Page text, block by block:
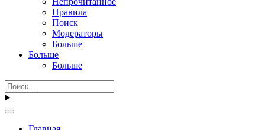
Правила
Поиск
Модераторы
Больше
Больше
Больше